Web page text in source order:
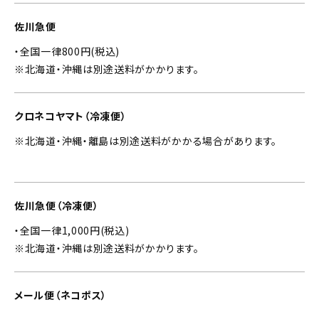
佐川急便
・全国一律800円(税込)
※北海道・沖縄は別途送料がかかります。
クロネコヤマト（冷凍便）
※北海道・沖縄・離島は別途送料がかかる場合があります。
佐川急便（冷凍便）
・全国一律1,000円(税込)
※北海道・沖縄は別途送料がかかります。
メール便（ネコポス）